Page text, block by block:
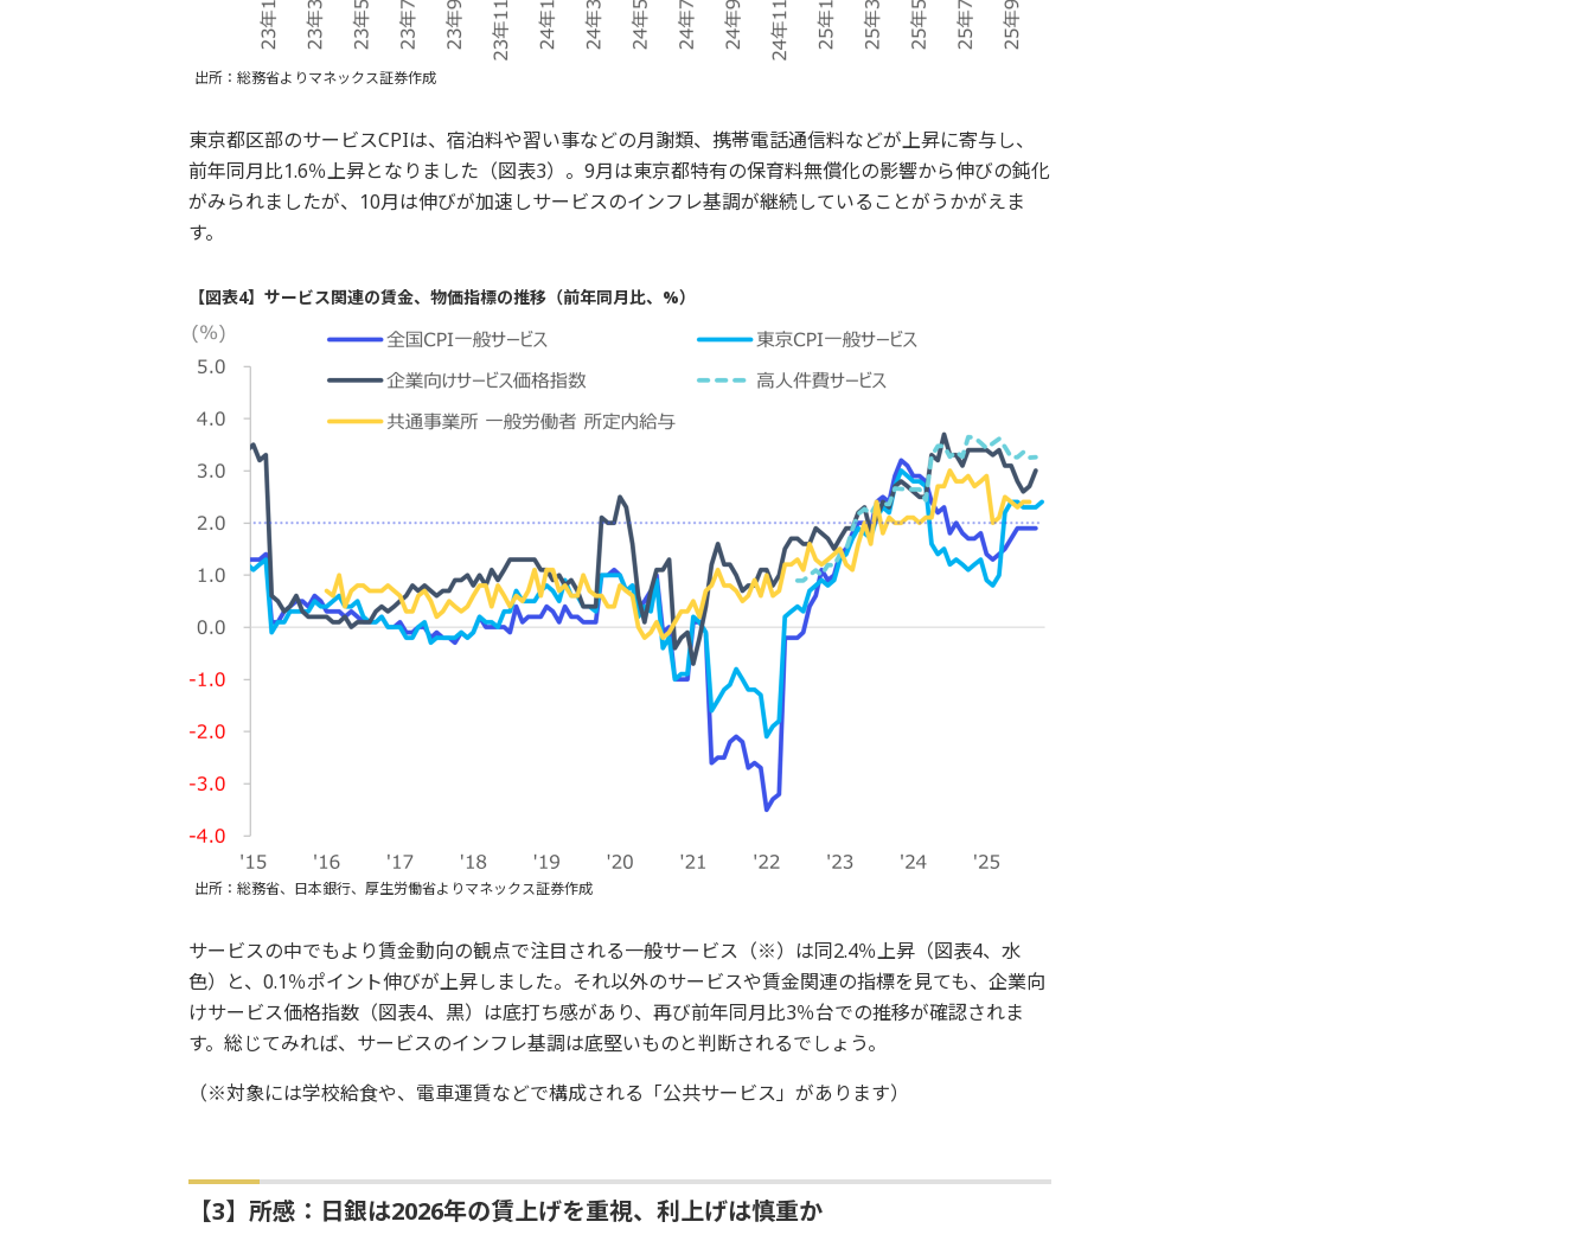
出所：総務省よりマネックス証券作成
東京都区部のサービスCPIは、宿泊料や習い事などの月謝類、携帯電話通信料などが上昇に寄与し、
前年同月比1.6％上昇となりました（図表3）。9月は東京都特有の保育料無償化の影響から伸びの鈍化
がみられましたが、10月は伸びが加速しサービスのインフレ基調が継続していることがうかがえま
す。
【図表4】サービス関連の賃金、物価指標の推移（前年同月比、%）
出所：総務省、日本銀行、厚生労働省よりマネックス証券作成
サービスの中でもより賃金動向の観点で注目される一般サービス（※）は同2.4％上昇（図表4、水
色）と、0.1％ポイント伸びが上昇しました。それ以外のサービスや賃金関連の指標を見ても、企業向
けサービス価格指数（図表4、黒）は底打ち感があり、再び前年同月比3％台での推移が確認されま
す。総じてみれば、サービスのインフレ基調は底堅いものと判断されるでしょう。
（※対象には学校給食や、電車運賃などで構成される「公共サービス」があります）
【3】所感：日銀は2026年の賃上げを重視、利上げは慎重か